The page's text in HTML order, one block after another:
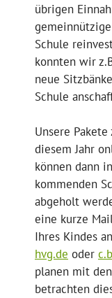
übrigen
Schule
konnten wir
neue
Schule
Unsere
diesem Jahr
können dann
kommenden
abgeholt
eine kurze
Ihres Kindes
hvg.de oder
planen mit
betrachten